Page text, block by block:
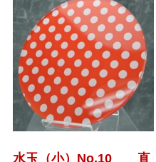
水玉（小）No.10 直